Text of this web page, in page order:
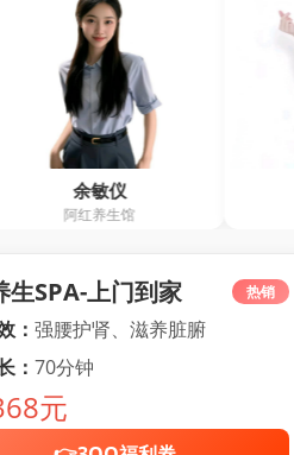
生SPA-上门到家 热销
：强腰护肾、滋养脏腑
：70分钟
元